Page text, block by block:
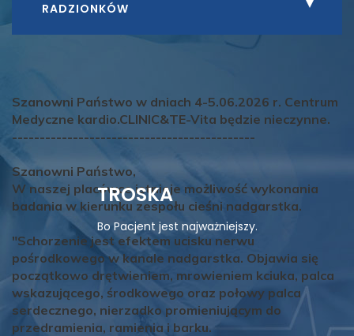
TROSKA
Bo Pacjent jest najważniejszy.
RADZIONKÓW
Szanowni Państwo w dniach 4-5.06.2026 r. Centrum
Medyczne kardio.CLINIC&TE-Vita będzie nieczynne.
--------------------------------------------
Szanowni Państwo,
W naszej placówce istnieje możliwość wykonania
badania w kierunku zespołu cieśni nadgarstka.
"Schorzenie jest efektem ucisku nerwu
pośrodkowego w kanale nadgarstka. Objawia się
początkowo drętwieniem, mrowieniem kciuka, palca
wskazującego, środkowego oraz połowy palca
serdecznego, nierzadko promieniującym do
przedramienia, ramienia i barku.